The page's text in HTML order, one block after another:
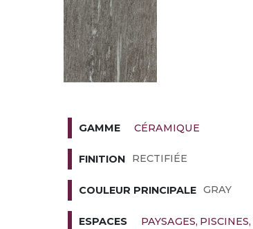
GAMME CÉRAMIQUE
FINITION RECTIFIÉE
COULEUR PRINCIPALE GRAY
ESPACES PAYSAGES PISCINES